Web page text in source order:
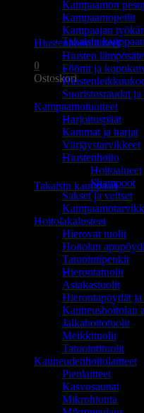
Ostoskori on tyhjä.
Takaisin kauppaan
0
Ostoskori
Ostoskori on tyhjä.
Takaisin kauppaan
Kampaamon
Kampaamopeilit
Kampaajan
Hiustenhoitolaitteet
Hiusten
Föönit ja
Suoristusraudat
Kampaamotuotteet
Harjoituspäät
Kammat ja harjat
Värjäystarvikkeet
Hiustenhoito
Hoitoaineet
Shampoot
Sakset ja veitset
Hoitolakalusteet
Hierovat tuolit
Hoitolan
Tatuointipenkit
Hierontatuolit
Asiakastuolit
Hierontapöydät
Kauneushoitolan
Jalkahoitotuolit
Meikkituolit
Tatuointituolit
Kauneudenhoitolaitteet
Pienlaitteet
Kasvosaunat
Mikrohionta